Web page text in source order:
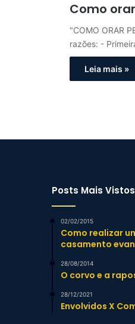
Como
"COMO ORAR
razões: -
Leia mais »
Posts Mais Vistos
02/02/2015
Como realizar
casamento
28/08/2014
O corvo e a
28/12/2021
Envolvidos X